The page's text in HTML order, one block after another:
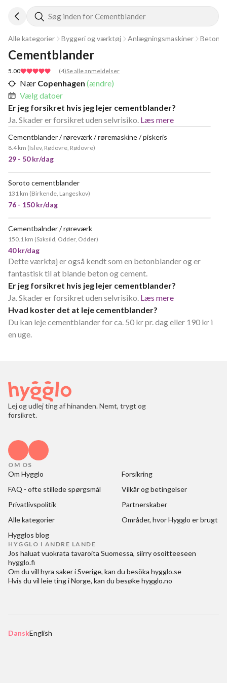
Søg inden for Cementblander
Alle kategorier Byggeri og værktøj Anlægningsmaskiner Beton
5.00 (4)Se alle anmeldelser
Cementblander
Nær Copenhagen (ændre)
Vælg datoer
Er jeg forsikret hvis jeg lejer cementblander?
Ja. Skader er forsikret uden selvrisiko. Læs mere
MEGET POPULÆR
Cementblander / røreværk / røremaskine / piskeris
8.4 km (Islev, Rødovre, Rødovre)
29 - 50 kr/dag
Soroto cementblander
131 km (Birkende, Langeskov)
76 - 150 kr/dag
Cementbalnder / røreværk
150.1 km (Saksild, Odder, Odder)
40 kr/dag
Dette værktøj er også kendt som en betonblander og er
fantastisk til at blande beton og cement.
Er jeg forsikret hvis jeg lejer cementblander?
Ja. Skader er forsikret uden selvrisiko. Læs mere
Hvad koster det at leje cementblander?
Du kan leje cementblander for ca. 50 kr pr. dag eller 190 kr i
en uge.
Lej og udlej ting af hinanden. Nemt, trygt og
forsikret.
OM OS
Om Hygglo
Forsikring
FAQ - ofte stillede spørgsmål
Vilkår og betingelser
Privatlivspolitik
Partnerskaber
Alle kategorier
Områder, hvor Hygglo er brugt
Hygglos blog
HYGGLO I ANDRE LANDE
Jos haluat vuokrata tavaroita Suomessa, siirry osoitteeseen
hygglo.fi
Om du vill hyra saker i Sverige, kan du besöka hygglo.se
Hvis du vil leie ting i Norge, kan du besøkehygglo.no
DanskEnglish